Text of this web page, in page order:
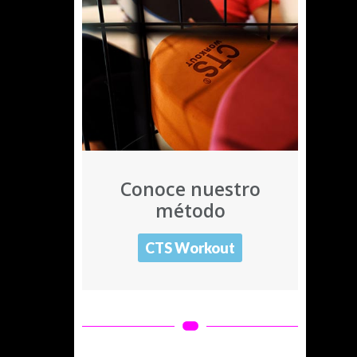
Conoce nuestro
método
CTS Workout